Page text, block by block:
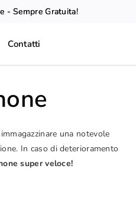
Gratuita!
Contatti
una notevole
In caso di deterioramento
super veloce!